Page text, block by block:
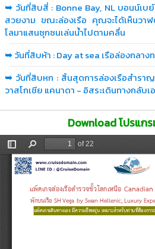
➥ วันที่สิบสี่ : Bonne Bay, NL บอนน์เ
สวยงาม ขณะล่องเรือ คุณจะได้เห็นวา
โลมาแสนซุกซนเล่นน้ำไปตามคลื่น
➥วันที่สิบห้า : Day at sea เรือล่องกลางท
➥ วันที่สิบหก : สิ้นสุดการล่องเรือสำรา
วาสโกเชีย แคนาดา - อิสระเดินทางกลับ
Download โปรแก